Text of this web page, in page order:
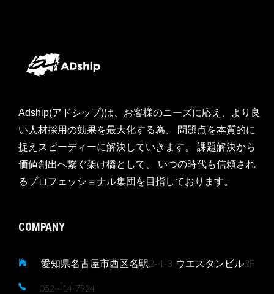
Adship(アドシップ)は、お客様のニーズに応え、より良
い人材採用の効果を最大化する為、 問題点を本質的に
捉えスピーディーに解決していきます。 課題解決から
価値創出へ繋ぐ架け橋として、 いつの時代も信頼され
るプロフェッショナル集団を目指しております。
COMPANY
愛知県名古屋市西区名駅2-4-3 ウエスタンビル2F
052-414-7924